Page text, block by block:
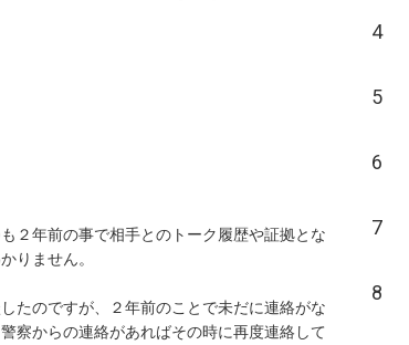
２年前の事で相手とのトーク履歴や証拠とな
りません。
たのですが、２年前のことで未だに連絡がな
察からの連絡があればその時に再度連絡して
4
5
6
7
8